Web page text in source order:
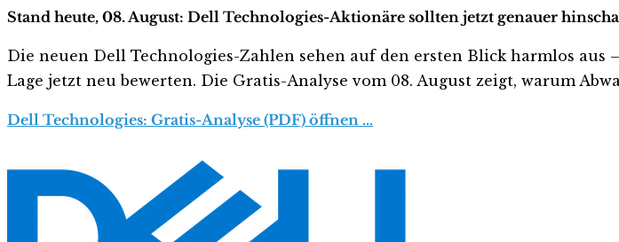
Stand heute, 08. August: Dell Technologies-Aktionäre sollten jetzt genauer
Die neuen Dell Technologies-Zahlen sehen auf den ersten Blick harmlos
Lage jetzt neu bewerten. Die Gratis-Analyse vom 08. August zeigt, warum
Dell Technologies: Gratis-Analyse (PDF) öffnen …